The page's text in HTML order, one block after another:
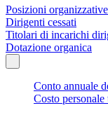
Posizioni organizzative
Dirigenti cessati
Titolari di incarichi
Dotazione organica
Conto annuale
Costo